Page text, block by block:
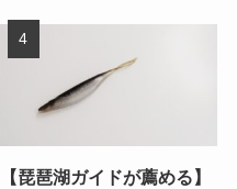
【琵琶湖ガイドが薦める】